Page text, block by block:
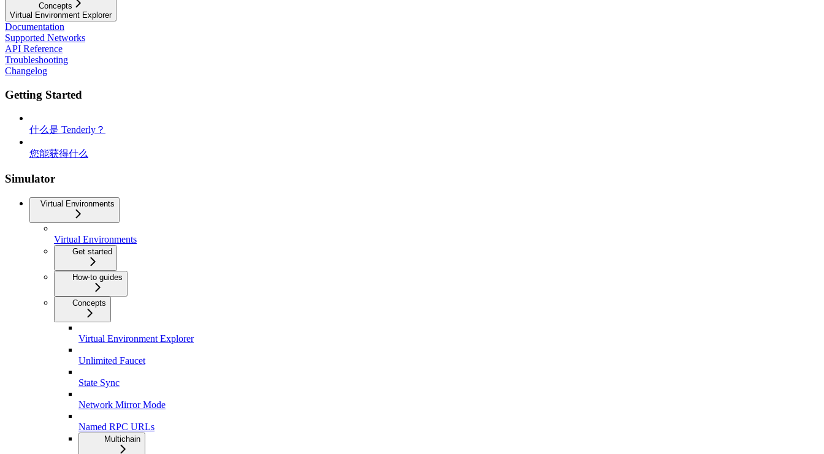
Concepts
Virtual Environment Explorer
Documentation
Supported Networks
API Reference
Troubleshooting
Changelog
Getting Started
什么是 Tenderly？
您能获得什么
Simulator
Virtual Environments
Virtual Environments
Get started
How-to guides
Concepts
Virtual Environment Explorer
Unlimited Faucet
State Sync
Network Mirror Mode
Named RPC URLs
Multichain